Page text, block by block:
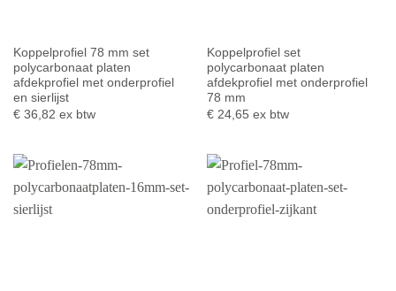
Koppelprofiel 78 mm set
polycarbonaat platen
afdekprofiel met onderprofiel
en sierlijst
€36,82 ex btw
Koppelprofiel set
polycarbonaat platen
afdekprofiel met onderprofiel
78 mm
€24,65 ex btw